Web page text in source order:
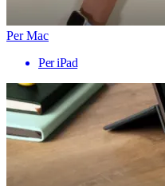
Per Mac
Per iPad